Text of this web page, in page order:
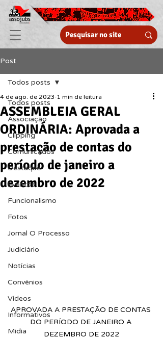
Post
Todos posts
Associação
Clipping
Comunicados
Destaque
Eventos
Funcionalismo
Fotos
Jornal O Processo
Judiciário
Notícias
Convênios
Vídeos
Informativos
Midia
Todos posts
ASSEMBLEIA GERAL
ORDINÁRIA: Aprovada a
prestação de contas do
período de janeiro a
dezembro de 2022
4 de ago. de 2023 1 min de leitura
APROVADA A PRESTAÇÃO DE CONTAS
DO PERÍODO DE JANEIRO A
DEZEMBRO DE 2022